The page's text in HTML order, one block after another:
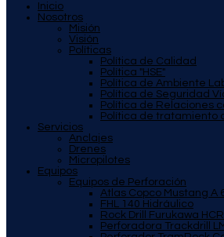
Inicio
Nosotros
Misión
Visión
Políticas
Política de Calidad
Política "HSE"
Política de Ambiente
Política de Seguridad
Política de Relaciones
Política de tratamiento
Servicios
Anclajes
Drenes
Micropilotes
Equipos
Equipos de Perforación
Atlas Copco Mustang A
FHL 140 Hidráulico
Rock Drill Furukawa
Perforadora Trackdrill